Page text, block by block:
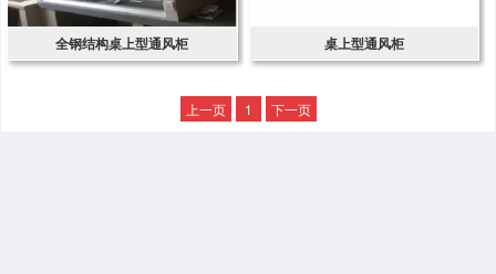
全钢结构桌上型通风柜 桌上型通风柜
上一页 1 下一页